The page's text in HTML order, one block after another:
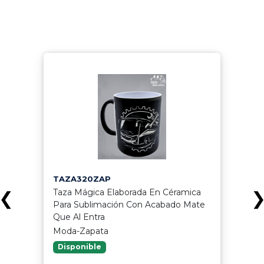
TAZA320ZAP
Taza Mágica Elaborada En Céramica
Para Sublimación Con Acabado Mate
Que Al Entra
Moda-Zapata
Disponible